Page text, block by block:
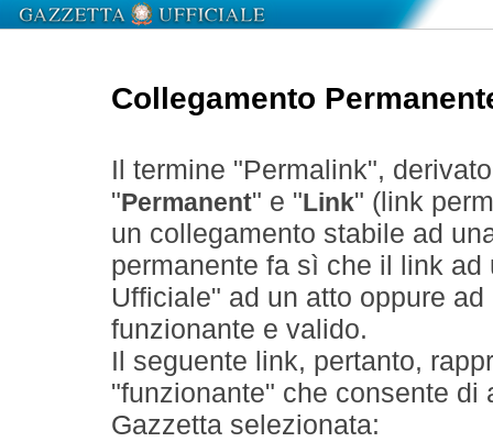
Collegamento
Il termine "Permalink",
" Permanent" e " Link" (link
un collegamento stabile ad
permanente fa sì che il link
Ufficiale" ad un atto oppure
funzionante e valido.
Il seguente link, pertanto,
"funzionante" che consente
Gazzetta selezionata: